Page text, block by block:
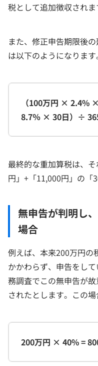
税として追加徴収されま
また、修正申告期限後
は以下のようになります
（100万円 × 2.4%
8.7％ × 30日）÷
最終的な重加算税は、
円」+「11,000円」の「
無申告が判明し
場合
例えば、本来200万円の
かかわらず、申告をし
務調査でこの無申告が
されたとします。この
200万円 × 40% =